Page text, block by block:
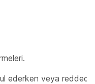
ederken veya